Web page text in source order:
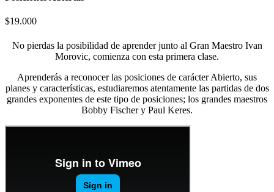
$19.000
No pierdas la posibilidad de aprender junto al Gran Maestro Ivan
Morovic, comienza con esta primera clase.
Aprenderás a reconocer las posiciones de carácter Abierto, sus
planes y características, estudiaremos atentamente las partidas de dos
grandes exponentes de este tipo de posiciones; los grandes maestros
Bobby Fischer y Paul Keres.